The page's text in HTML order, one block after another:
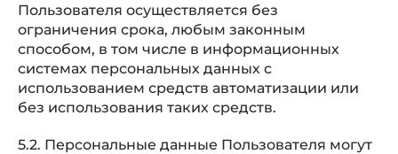
Пользователя осуществляется без
ограничения срока, любым законным
способом, в том числе в информационных
системах персональных данных с
использованием средств автоматизации или
без использования таких средств.
5.2. Персональные данные Пользователя могут